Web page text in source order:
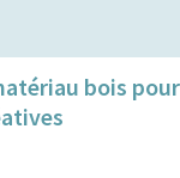
bois pour